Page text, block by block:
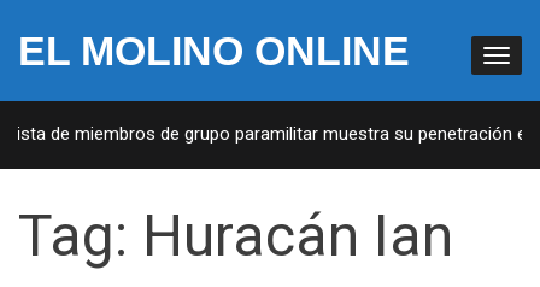
EL MOLINO ONLINE
de miembros de grupo paramilitar muestra su penetración en
Tag: Huracán Ian